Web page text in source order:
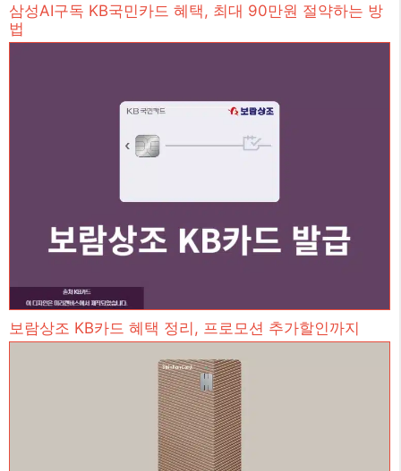
삼성AI구독 KB국민카드 혜택, 최대 90만원 절약하는 방
법
보람상조 KB카드 혜택 정리, 프로모션 추가할인까지